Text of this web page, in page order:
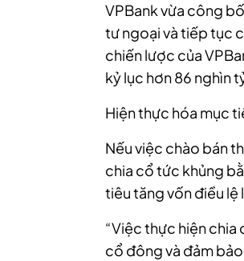
VPBank vừa công
tư ngoại và tiếp tục
chiến lược của
kỷ lục hơn 86 nghìn
Hiện thực hóa mục
Nếu việc chào bán
chia cổ tức khủng
tiêu tăng vốn điều lệ
“Việc thực hiện
cổ đông và đảm